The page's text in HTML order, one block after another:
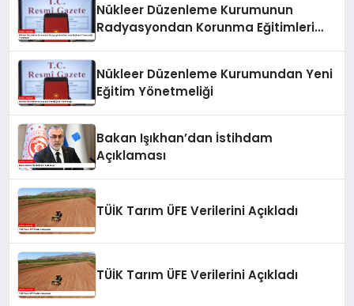
Nükleer Düzenleme Kurumunun
Radyasyondan Korunma Eğitimleri
Nükleer Düzenleme Kurumundan Yeni
Eğitim Yönetmeliği
Bakan Işıkhan’dan İstihdam
Açıklaması
TÜİK Tarım ÜFE Verilerini Açıkladı
TÜİK Tarım ÜFE Verilerini Açıkladı